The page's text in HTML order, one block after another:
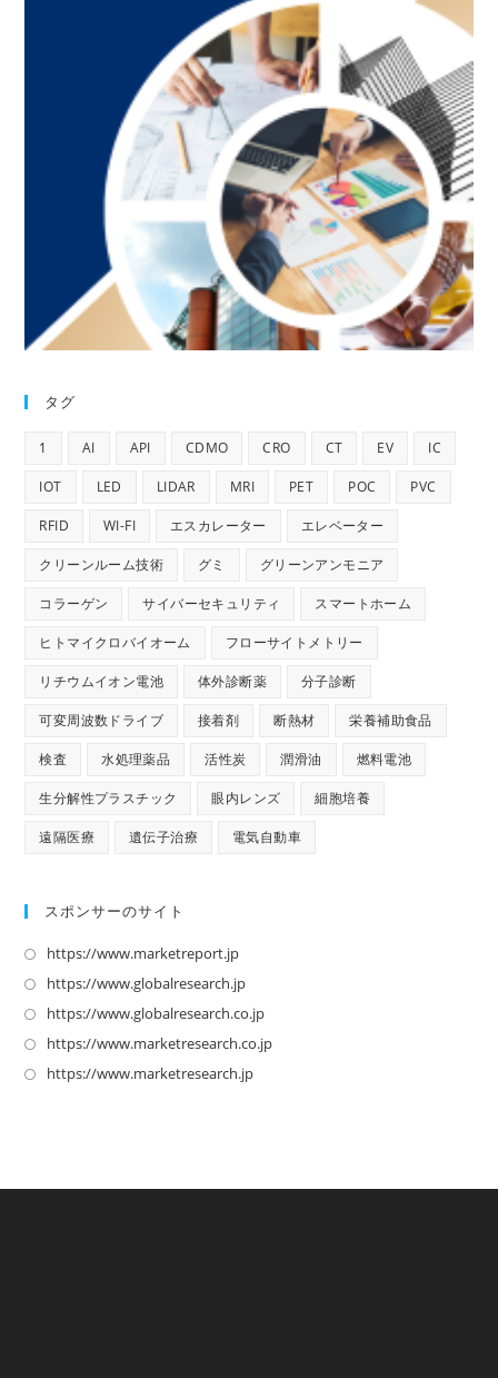
タグ
1 AI API CDMO CRO CT EV IC
IOT LED LIDAR MRI PET POC PVC
RFID WI-FI エスカレーター エレベーター
クリーンルーム技術 グミ グリーンアンモニア
コラーゲン サイバーセキュリティ スマートホーム
ヒトマイクロバイオーム フローサイトメトリー
リチウムイオン電池 体外診断薬 分子診断
可変周波数ドライブ 接着剤 断熱材 栄養補助食品
検査 水処理薬品 活性炭 潤滑油 燃料電池
生分解性プラスチック 眼内レンズ 細胞培養
遠隔医療 遺伝子治療 電気自動車
スポンサーのサイト
https://www.marketreport.jp新
し
い
タ
ブ
https://www.globalresearch.jp新
し
い
タ
https://www.globalresearch.co.jp新
し
https://www.marketresearch.co.jp新
https://www.marketresearch.jp新
ブ